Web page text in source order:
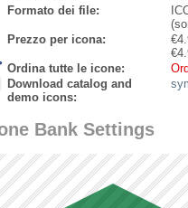
Formato dei file:
Prezzo per icona:
€
€
Ordina tutte le icone:
Download catalog and
demo icons:
Bank Settings